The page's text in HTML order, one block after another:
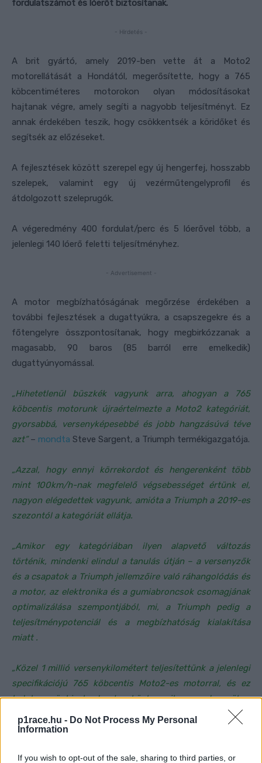
p1race.hu - Do Not Process My Personal
Information
If you wish to opt-out of the sale, sharing to third parties, or
fordulatszámot és lóerőt biztosítanak.
- Hirdetés -
A brit gyártó, amely 2019-ben vette át a Moto2
motorellátását a Hondától, megerősítette, hogy a 765
köbcentiméteres motorokon olyan módosításokat
hajtanak végre, amely segíti a nagyobb teljesítményt. Ez
annak érdekében teszik, hogy csökkentsék a köridőket és
segítsék az előzéseket.
A fejlesztések között szerepel egy új hengerfej, hosszabb
szelepek, valamint egy új vezérműtengelyprofil és
átdolgozott szeleprugók.
A végeredmény 400 fordulat/perc és 5 lóerővel több, a
jelenlegi 140 lóerő feletti teljesítményhez.
- Advertisement -
A motor megbízhatóságának megőrzése érdekében a
további fejlesztések a dugattyúkra, a csapszegekre és a
főtengelyre összpontosítanak, hogy megbirkózzanak a
magasabb, 90 baros (85 barról erre emelkedik)
dugattyúnyomással.
„Hihetetlenül büszkék vagyunk arra, ahogyan a 765
köbcentis motorunk újraértelmezte a Moto2 kategóriát,
gyorsabbá, versenyképesebbé és jobb hangzásúvá téve
azt”– mondta Steve Sargent, a Triumph termékigazgatója.
„Azzal, hogy ennyi körrekordot és hengerenként több
mint 100km/h-nak megfelelő végsebességet értünk el,
nagyon elégedettek vagyunk, amióta a Triumph a 2019-es
szezontól a kategóriát ellátja.
„Amikor egy kategóriában ilyen alapvető változás
történik, mindenki elindul a tanulás útján – a versenyzők
és a csapatok a Triumph jellemzőire való ráhangolódás és
a motor, az elektronika és a gumiabroncsok csomagjának
optimalizálása szempontjából, mi, a Triumph pedig a
teljesítménypotenciál és a megbízhatóság kialakítása
miatt .
„Közel 1 millió versenykilométert teljesítettünk a jelenlegi
specifikációjú 765 köbcentis Moto2-es motorral, és ez
hatalmas önbizalmat ad nekünk, amikor megtesszük a
következő lépést, hogy megadjuk a versenyzőknek azt,
amire mindannyian vágynak – nagyobb fordulatszámot és